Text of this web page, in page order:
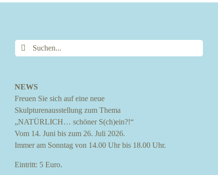
Suche
nach:
NEWS
Freuen Sie sich auf eine neue
Skulpturenausstellung zum Thema
„NATÜRLICH… schöner S(ch)ein?!“
Vom 14. Juni bis zum 26. Juli 2026.
Immer am Sonntag von 14.00 Uhr bis 18.00 Uhr.
Eintritt: 5 Euro.